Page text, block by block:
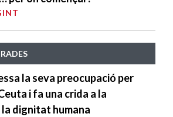
la seva preocupació per
i fa una crida a la
dignitat humana